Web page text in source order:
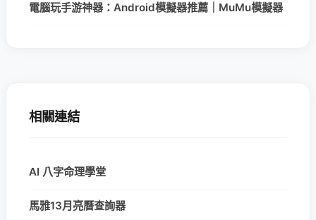
電腦玩手游神器：Android模擬器推薦｜MuMu模擬器
相關連結
AI 八字命理學堂
馬雅13月亮曆查詢器